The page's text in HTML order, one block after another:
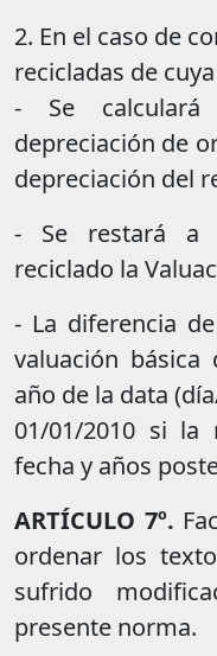
2. En el caso de
recicladas de
- Se
depreciación de
depreciación del
- Se restará a
reciclado la
- La diferencia
valuación
año de la data
01/01/2010 si
fecha y años
ARTÍCULO 7º.
ordenar los
sufrido
presente norma.